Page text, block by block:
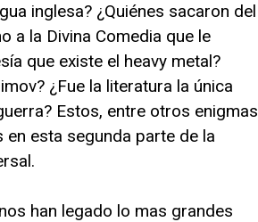
inglesa? ¿Quiénes sacaron del
a la Divina Comedia que le
que existe el heavy metal?
¿Fue la literatura la única
Estos, entre otros enigmas
esta segunda parte de la
han legado lo mas grandes